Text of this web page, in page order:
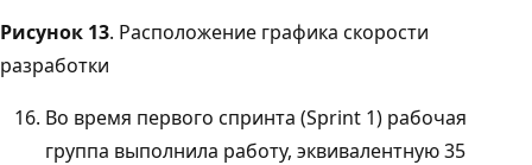
Рисунок 13. Расположение графика скорости
разработки
Во время первого спринта (Sprint 1) рабочая
группа выполнила работу, эквивалентную 35